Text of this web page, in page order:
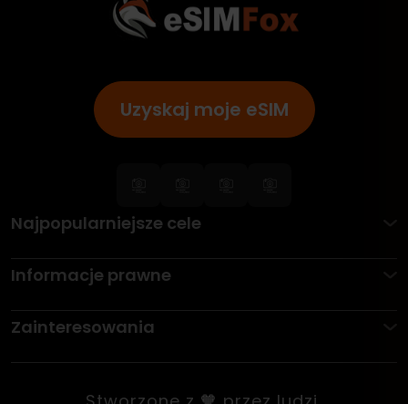
Uzyskaj moje eSIM
Najpopularniejsze cele
Informacje prawne
Zainteresowania